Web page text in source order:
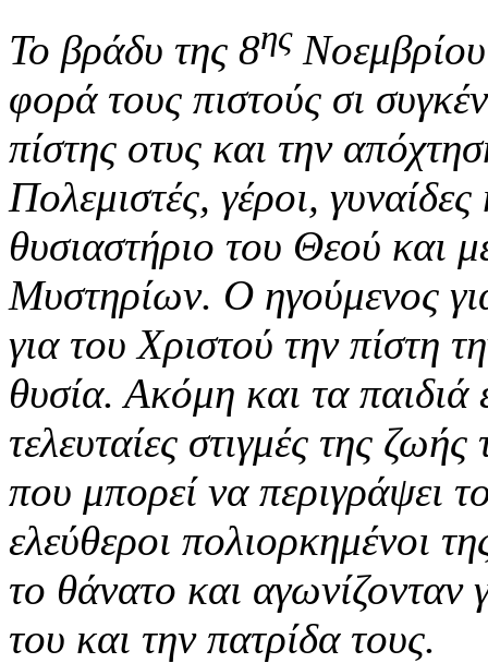
Το βράδυ της 8ηςΝοεμβρίου
φορά τους πιστούς σι
πίστης οτυς και την
Πολεμιστές, γέροι,
θυσιαστήριο του Θεού και
Μυστηρίων. Ο ηγούμενος
για του Χριστού την πίστη
θυσία. Ακόμη και τα παιδιά
τελευταίες στιγμές της
που μπορεί να περιγράψει
ελεύθεροι πολιορκημένοι
το θάνατο και αγωνίζονταν
του και την πατρίδα τους.